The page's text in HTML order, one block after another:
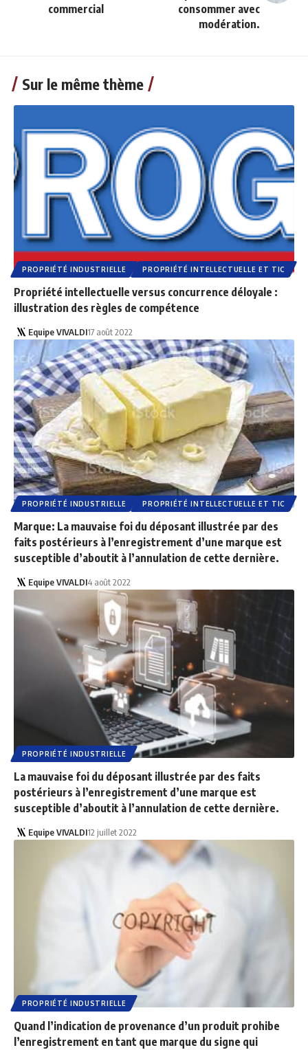
commercial
consommer avec
modération.
Sur le même thème
PROPRIÉTÉ INDUSTRIELLE PROPRIÉTÉ INTELLECTUELLE ET TIC
Propriété intellectuelle versus concurrence déloyale :
illustration des règles de compétence
Equipe VIVALDI17 août 2022
PROPRIÉTÉ INDUSTRIELLE PROPRIÉTÉ INTELLECTUELLE ET TIC
Marque: La mauvaise foi du déposant illustrée par des
faits postérieurs à l’enregistrement d’une marque est
susceptible d’aboutit à l’annulation de cette dernière.
Equipe VIVALDI4 août 2022
PROPRIÉTÉ INDUSTRIELLE
La mauvaise foi du déposant illustrée par des faits
postérieurs à l’enregistrement d’une marque est
susceptible d’aboutit à l’annulation de cette dernière.
Equipe VIVALDI12 juillet 2022
PROPRIÉTÉ INDUSTRIELLE
Quand l’indication de provenance d’un produit prohibe
l’enregistrement en tant que marque du signe qui